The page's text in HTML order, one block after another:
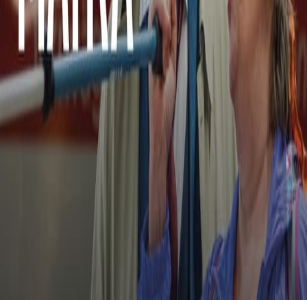
Seuraavat TV-esitykset
Nelonen 5.9. 9.256 - Koostejakso